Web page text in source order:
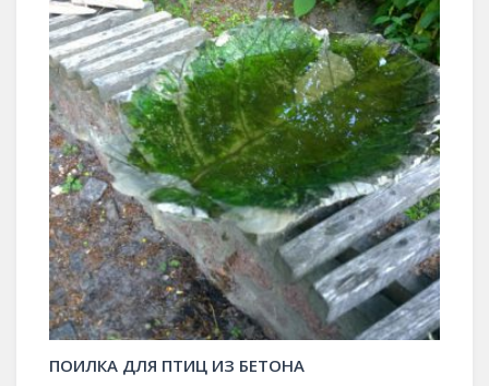
ПОИЛКА ДЛЯ ПТИЦ ИЗ БЕТОНА